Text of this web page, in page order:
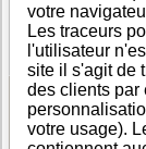
d'adresse
Téléphone
+1-
DUNS®
Number
Voir
votre
Les traceurs
l'utilisateur
site il s'agit de
des clients par
votre usage).